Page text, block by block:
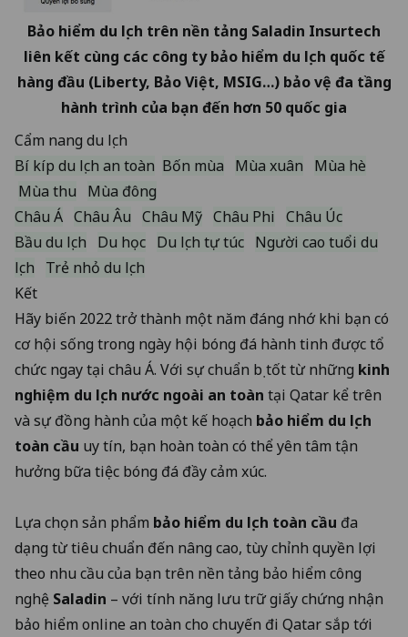
Bảo hiểm du lịch trên nền tảng Saladin Insurtech
liên kết cùng các công ty bảo hiểm du lịch quốc tế
hàng đầu (Liberty, Bảo Việt, MSIG…) bảo vệ đa tầng
hành trình của bạn đến hơn 50 quốc gia
Cẩm nang du lịch
Bí kíp du lịch an toàn Bốn mùa Mùa xuân
Mùa hè
Mùa thu
Mùa đông
Châu Á Châu Âu Châu Mỹ Châu Phi
Châu Úc
Bầu du lịch
Du học Du lịch tự túc Người cao tuổi du
lịch
Trẻ nhỏ du lịch
Kết
Hãy biến 2022 trở thành một năm đáng nhớ khi bạn có
cơ hội sống trong ngày hội bóng đá hành tinh được tổ
chức ngay tại châu Á. Với sự chuẩn bị tốt từ những kinh
nghiệm du lịch nước ngoài an toàn tại Qatar kể trên
và sự đồng hành của một kế hoạch bảo hiểm du lịch
toàn cầu uy tín, bạn hoàn toàn có thể yên tâm tận
hưởng bữa tiệc bóng đá đầy cảm xúc.
Lựa chọn sản phẩm bảo hiểm du lịch toàn cầu đa
dạng từ tiêu chuẩn đến nâng cao, tùy chỉnh quyền lợi
theo nhu cầu của bạn trên nền tảng bảo hiểm công
nghệ Saladin – với tính năng lưu trữ giấy chứng nhận
bảo hiểm online an toàn cho chuyến đi Qatar sắp tới